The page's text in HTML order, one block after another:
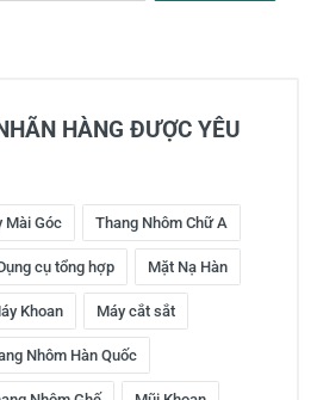
HÀNG ĐƯỢC YÊU
Mài Góc Thang Nhôm Chữ A
cụ tổng hợp Mặt Nạ Hàn
Khoan Máy cắt sắt
Nhôm Hàn Quốc